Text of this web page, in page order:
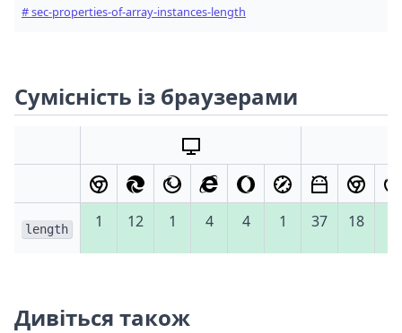
# sec-properties-of-array-instances-length
Сумісність із браузерами
length 1 12 1 4 4 1 37 18
Дивіться також